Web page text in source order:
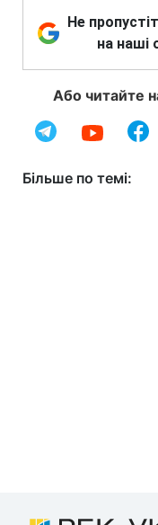
Не
на наші
Або читайте
Більше по темі: